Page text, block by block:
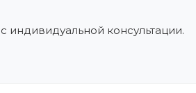
индивидуальной консультации.